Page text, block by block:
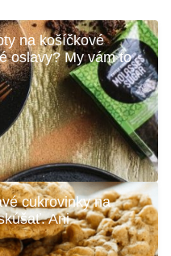
na košíčkové
oslavy? My vám to
cukrovinky na
Ani